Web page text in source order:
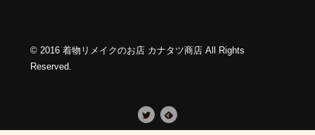
© 2016 着物リメイクのお店 カナタツ商店 All Rights
Reserved.